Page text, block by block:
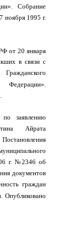
Собрание
ноября 1995 г.
от 20 января
в связи с
заявлению
Айрата
г. №2346 об
документов
граждан
Опубликовано